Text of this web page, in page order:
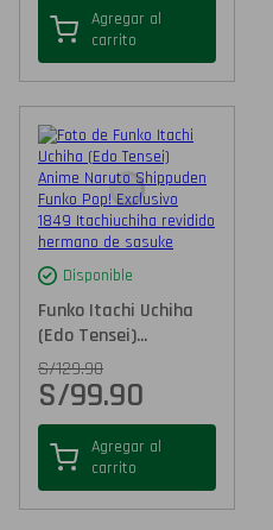
Agregar al
carrito
Disponible
Funko Itachi Uchiha
(Edo Tensei)...
S/129.90
S/99.90
Agregar al
carrito